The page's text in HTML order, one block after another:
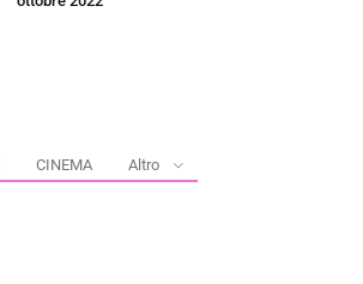
CINEMA Altro